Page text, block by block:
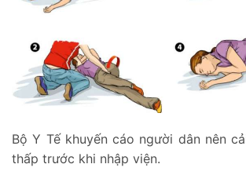
Bộ Y Tế khuyến cáo người dân nên
thấp trước khi nhập viện.